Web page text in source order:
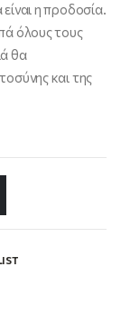
η προδοσία.
όλους τους
θα
και της